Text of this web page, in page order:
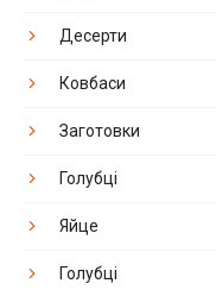
Десерти
Ковбаси
Заготовки
Голубці
Яйце
Голубці